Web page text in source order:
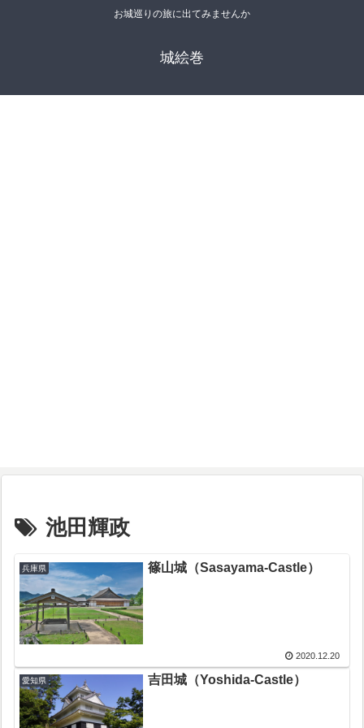
お城巡りの旅に出てみませんか
城絵巻
池田輝政
兵庫県 篠山城（Sasayama-Castle）
2020.12.20
愛知県 吉田城（Yoshida-Castle）